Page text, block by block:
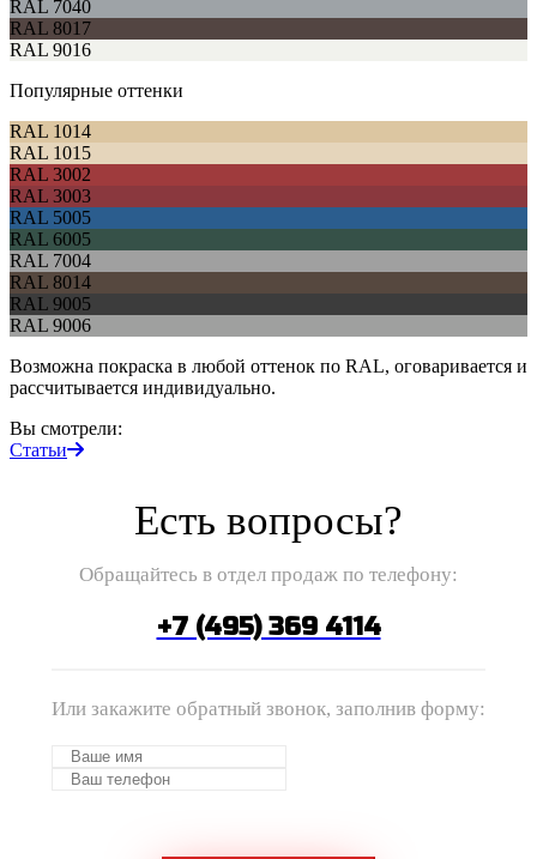
RAL 7040
RAL 8017
RAL 9016
Популярные оттенки
RAL 1014
RAL 1015
RAL 3002
RAL 3003
RAL 5005
RAL 6005
RAL 7004
RAL 8014
RAL 9005
RAL 9006
Возможна покраска в любой оттенок по RAL, оговаривается и
рассчитывается индивидуально.
Вы смотрели:
Статьи
Есть вопросы?
Обращайтесь в отдел продаж по телефону:
+7 (495) 369 4114
Или закажите обратный звонок, заполнив форму: